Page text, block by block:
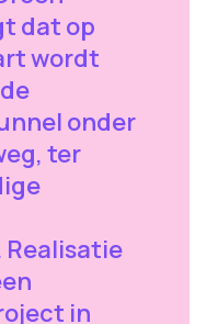
dat op
wordt
onder
ter
Realisatie
in